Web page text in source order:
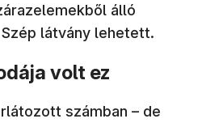
álló
látvány lehetett.
volt ez
számban – de